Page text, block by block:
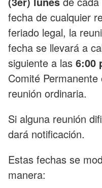
fecha de cualquier
feriado legal, la
fecha se llevará a
siguiente a las 6:00
Comité Permanente
reunión ordinaria.
Si alguna reunión
dará notificación.
Estas fechas se
manera: